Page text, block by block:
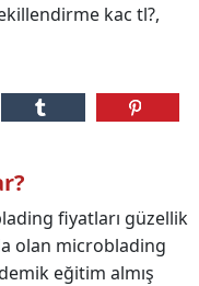
kac tl?,
fiyatları güzellik
olan microblading
eğitim almış